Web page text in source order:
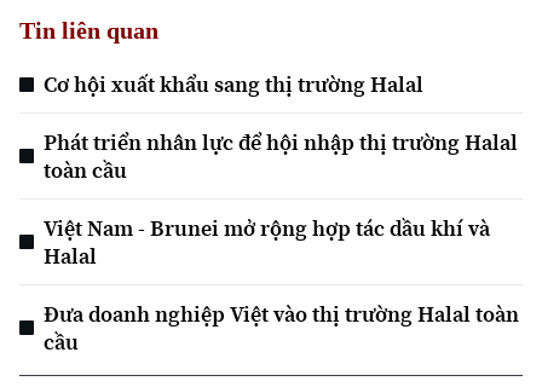
Xu hướng
Tin liên quan
Cơ hội xuất khẩu sang thị trường Halal
Phát triển nhân lực để hội nhập thị trường Halal
toàn cầu
Việt Nam - Brunei mở rộng hợp tác dầu khí và
Halal
Đưa doanh nghiệp Việt vào thị trường Halal toàn
cầu